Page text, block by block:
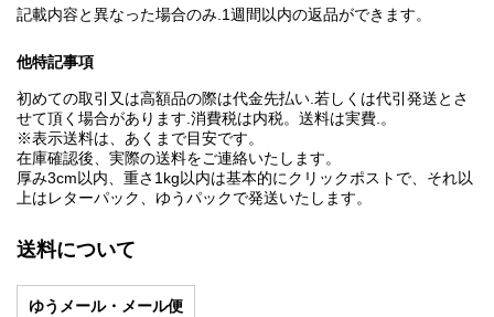
記載内容と異なった場合のみ.1週間以内の返品ができます。
他特記事項
初めての取引又は高額品の際は代金先払い.若しくは代引発送とさ
せて頂く場合があります.消費税は内税。送料は実費.。
※表示送料は、あくまで目安です。
在庫確認後、実際の送料をご連絡いたします。
厚み3cm以内、重さ1kg以内は基本的にクリックポストで、それ以
上はレターパック、ゆうパックで発送いたします。
送料について
ゆうメール・メール便